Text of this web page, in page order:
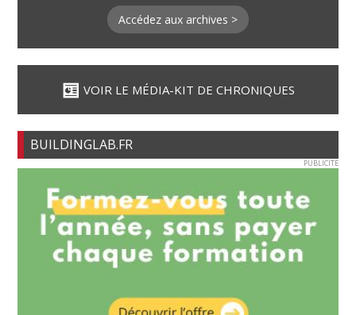
Accédez aux archives >
VOIR LE MÉDIA-KIT DE CHRONIQUES
BUILDINGLAB.FR
PUBLICITE